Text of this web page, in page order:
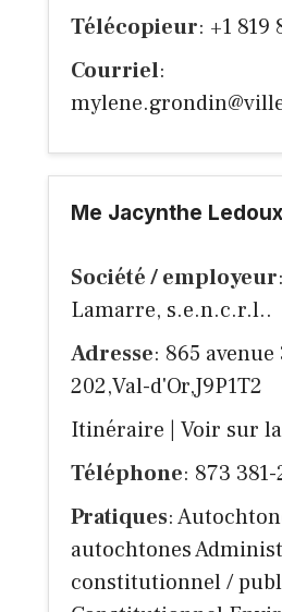
Télécopieur: +1 819
Courriel:
Me Jacynthe Ledoux
Société / employeur
Lamarre, s.e.n.c.r.l..
Adresse: 865
202,Val-d'Or,J9P1T2
Itinéraire
Voir sur
Téléphone: 873
Pratiques:
autochtones
constitutionnel /